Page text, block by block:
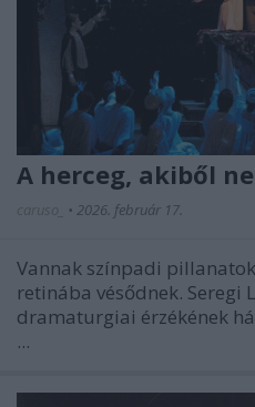
A herceg, akiből
caruso_ • 2026. február 17.
Vannak színpadi
retinába vésődnek. Seregi
dramaturgiai érzékének
...